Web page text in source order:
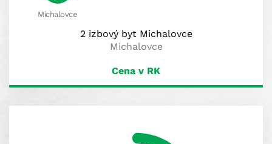
Michalovce
2 izbový byt Michalovce
Michalovce
Cena v RK